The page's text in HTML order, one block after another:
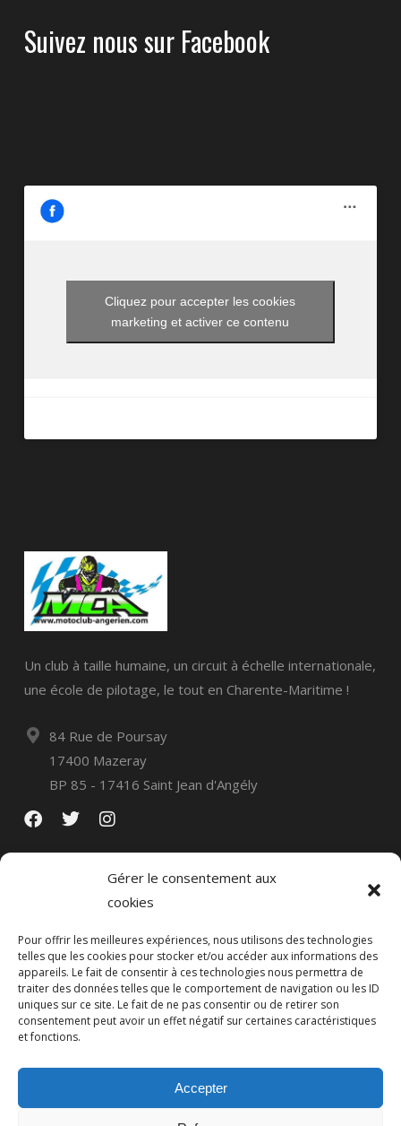
Gérer le consentement aux
cookies
Pour offrir les meilleures expériences, nous utilisons des technologies
telles que les cookies pour stocker et/ou accéder aux informations des
appareils. Le fait de consentir à ces technologies nous permettra de
traiter des données telles que le comportement de navigation ou les ID
uniques sur ce site. Le fait de ne pas consentir ou de retirer son
consentement peut avoir un effet négatif sur certaines caractéristiques
et fonctions.
Accepter
Suivez nous sur Facebook
Cliquez pour accepter les cookies
marketing et activer ce contenu
Un club à taille humaine, un circuit à échelle internationale,
une école de pilotage, le tout en Charente-Maritime !
84 Rue de Poursay
17400 Mazeray
BP 85 - 17416 Saint Jean d'Angély
Politique de confidentialité